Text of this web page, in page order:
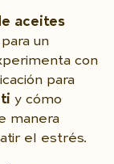
aceites
para un
con
para
y cómo
manera
el estrés.